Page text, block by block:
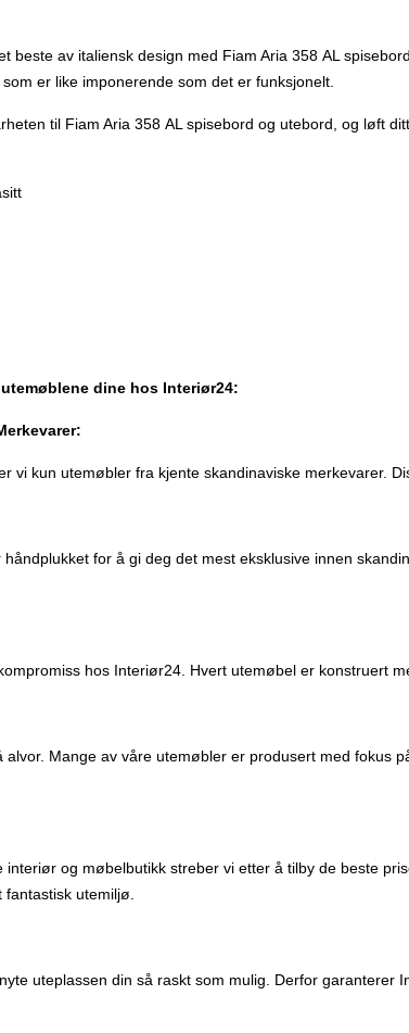
beste av italiensk design med Fiam Aria 358 AL
er like imponerende som det er funksjonelt.
til Fiam Aria 358 AL spisebord og utebord, og løft
dine hos Interiør24:
vi kun utemøbler fra kjente skandinaviske merkevarer.
for å gi deg det mest eksklusive innen
hos Interiør24. Hvert utemøbel er konstruert
Mange av våre utemøbler er produsert med fokus
interiør og møbelbutikk streber vi etter å tilby de beste
utemiljø.
uteplassen din så raskt som mulig. Derfor garanterer